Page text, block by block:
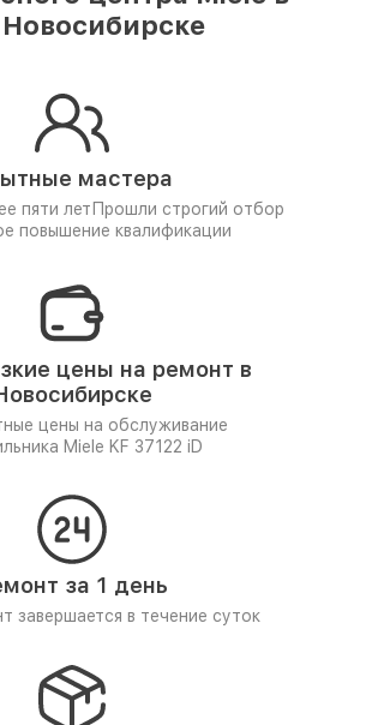
Новосибирске
мастера
пяти лет Прошли строгий отбор
повышение квалификации
цены на ремонт в
цены на обслуживание
Miele KF 37122 iD
за 1 день
завершается в течение суток